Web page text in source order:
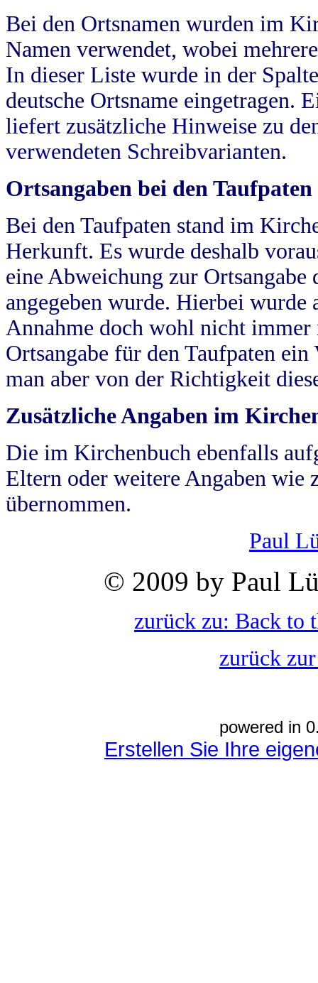
Bei den Ortsnamen wurden im
Namen verwendet, wobei
In dieser Liste wurde in der
deutsche Ortsname eingetragen.
liefert zusätzliche Hinweise zu
verwendeten Schreibvarianten.
Ortsangaben bei den Taufpaten
Bei den Taufpaten stand im
Herkunft. Es wurde deshalb
eine Abweichung zur
angegeben wurde. Hierbei wurde
Annahme doch wohl nicht
Ortsangabe für den Taufpaten
man aber von der Richtigkeit
Zusätzliche Angaben im
Die im Kirchenbuch ebenfalls
Eltern oder weitere Angaben wie
übernommen.
Paul
© 2009 by Paul
zurück zu: Back to
zurück
powered in
Erstellen Sie Ihre